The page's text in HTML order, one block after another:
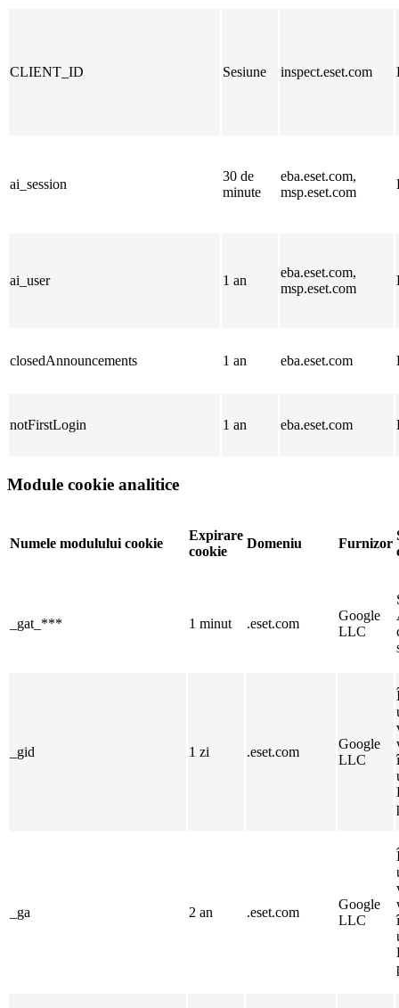
CLIENT_ID Sesiune inspect.eset.com
ai_session
30 de
minute
eba.eset.com,
msp.eset.com
ai_user 1 an
eba.eset.com,
msp.eset.com
closedAnnouncements 1 an eba.eset.com
notFirstLogin 1 an eba.eset.com
Module cookie analitice
Numele modulului cookie
Expirare
cookie
Domeniu Furnizor
_gat_*** 1 minut .eset.com
Google
LLC
_gid 1 zi .eset.com
Google
LLC
_ga 2 an .eset.com
Google
LLC